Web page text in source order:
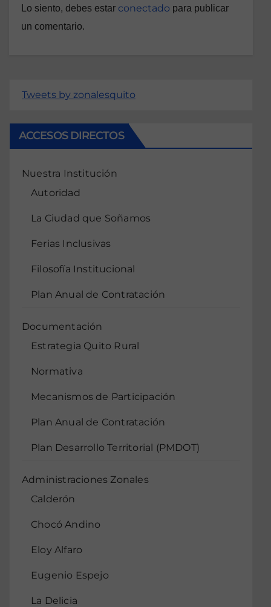
Lo siento, debes estar conectado para publicar
un comentario.
Tweets by zonalesquito
ACCESOS DIRECTOS
Nuestra Institución
Autoridad
La Ciudad que Soñamos
Ferias Inclusivas
Filosofía Institucional
Plan Anual de Contratación
Documentación
Estrategia Quito Rural
Normativa
Mecanismos de Participación
Plan Anual de Contratación
Plan Desarrollo Territorial (PMDOT)
Administraciones Zonales
Calderón
Chocó Andino
Eloy Alfaro
Eugenio Espejo
La Delicia